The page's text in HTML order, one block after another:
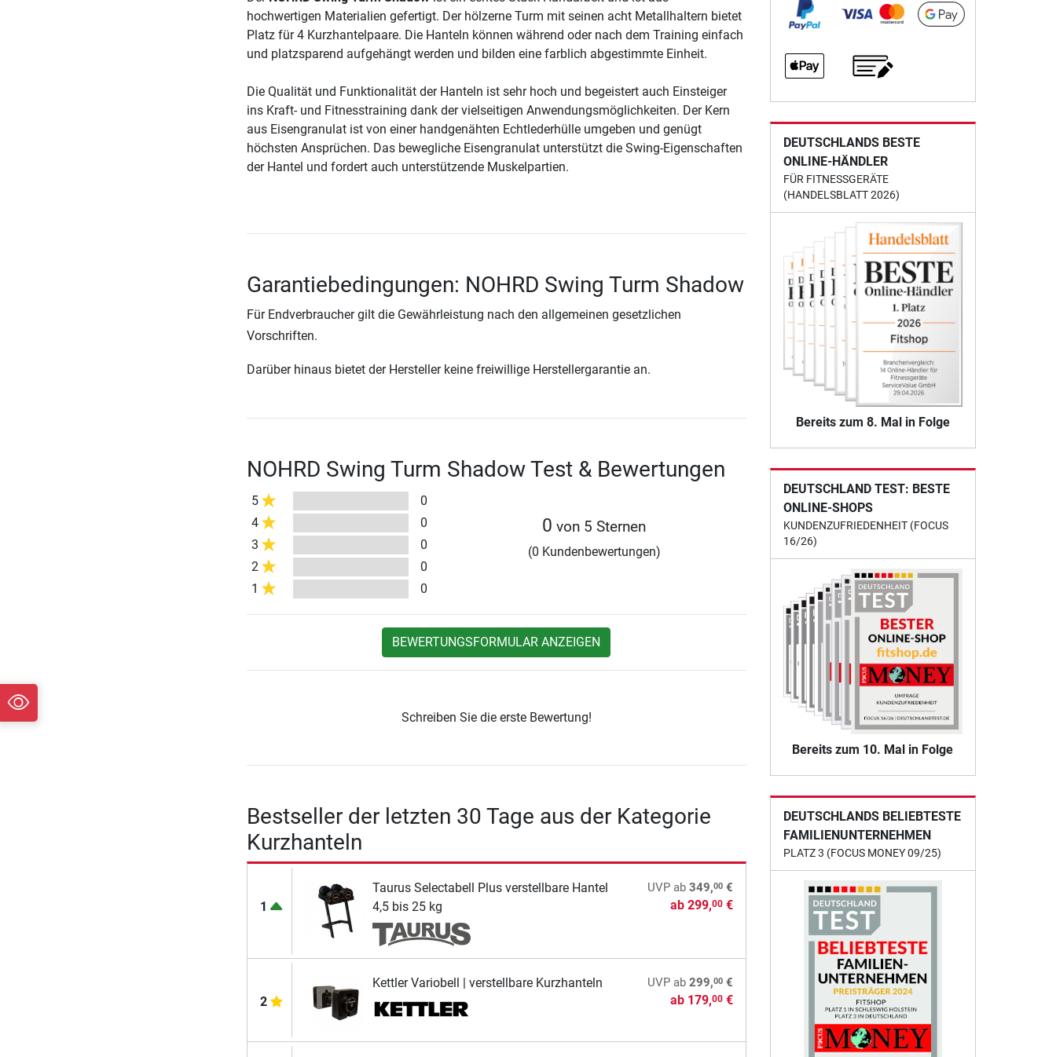
hochwertigen Materialien gefertigt. Der hölzerne Turm mit seinen acht Metallhaltern bietet
Platz für 4 Kurzhantelpaare. Die Hanteln können während oder nach dem Training einfach
und platzsparend aufgehängt werden und bilden eine farblich abgestimmte Einheit.
Die Qualität und Funktionalität der Hanteln ist sehr hoch und begeistert auch Einsteiger
ins Kraft- und Fitnesstraining dank der vielseitigen Anwendungsmöglichkeiten. Der Kern
aus Eisengranulat ist von einer handgenähten Echtlederhülle umgeben und genügt
höchsten Ansprüchen. Das bewegliche Eisengranulat unterstützt die Swing-Eigenschaften
der Hantel und fordert auch unterstützende Muskelpartien.
Garantiebedingungen: NOHRD Swing Turm Shadow
Für Endverbraucher gilt die Gewährleistung nach den allgemeinen gesetzlichen
Vorschriften.
Darüber hinaus bietet der Hersteller keine freiwillige Herstellergarantie an.
NOHRD Swing Turm Shadow Test & Bewertungen
5
0
4
0
3
0
2
0
1
0
0 von 5 Sternen
(0 Kundenbewertungen)
BEWERTUNGSFORMULAR ANZEIGEN
Schreiben Sie die erste Bewertung!
Bestseller der letzten 30 Tage aus der Kategorie
Kurzhanteln
1
Taurus Selectabell Plus verstellbare Hantel
4,5 bis 25 kg
UVP ab349,00 €
ab299,00 €
2
Kettler Variobell | verstellbare Kurzhanteln UVP ab299,00 €
ab 179,00 €
DEUTSCHLANDS BESTE
ONLINE-HÄNDLER
FÜR FITNESSGERÄTE
(HANDELSBLATT 2026)
Bereits zum 8. Mal in Folge
DEUTSCHLAND TEST: BESTE
ONLINE-SHOPS
KUNDENZUFRIEDENHEIT (FOCUS
16/26)
Bereits zum 10. Mal in Folge
DEUTSCHLANDS BELIEBTESTE
FAMILIENUNTERNEHMEN
PLATZ 3 (FOCUS MONEY 09/25)